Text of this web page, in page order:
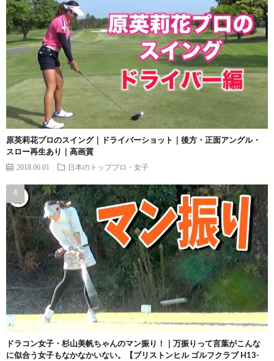
原英莉花プロのスイング｜ドライバーショット｜後方・正面アングル・
スロー再生あり｜高画質
2018.06.01 日本のトッププロ・女子
ドラコン女子・杉山美帆ちゃんのマン振り！｜万振りって言葉がこんな
に似合う女子もなかなかいない。【ブリストンヒル ゴルフクラブ H13-